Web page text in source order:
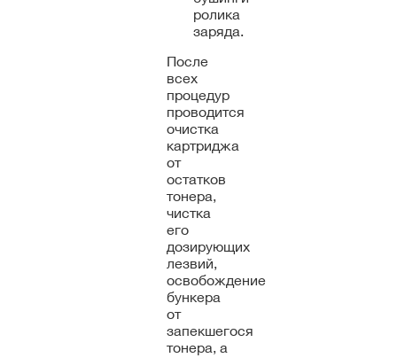
ролика
заряда.
После
всех
процедур
проводится
очистка
картриджа
от
остатков
тонера,
чистка
его
дозирующих
лезвий,
освобождение
бункера
от
запекшегося
тонера, а